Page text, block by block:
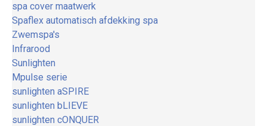
spa cover maatwerk
Spaflex automatisch afdekking spa
Zwemspa's
Infrarood
Sunlighten
Mpulse serie
sunlighten aSPIRE
sunlighten bLIEVE
sunlighten cONQUER